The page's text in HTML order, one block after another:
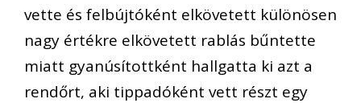
vette és felbújtóként elkövetett különösen
nagy értékre elkövetett rablás bűntette
miatt gyanúsítottként hallgatta ki azt a
rendőrt, aki tippadóként vett részt egy